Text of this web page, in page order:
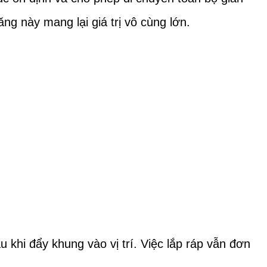
này mang lại giá trị vô cùng lớn.
khi đẩy khung vào vị trí. Việc lắp ráp vẫn đơn